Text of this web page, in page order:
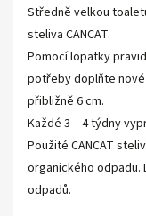
Středně velkou
steliva CANCAT.
Pomocí lopatky
potřeby doplňte nové
přibližně 6 cm.
Každé 3 – 4 týdny
Použité CANCAT
organického
odpadů.